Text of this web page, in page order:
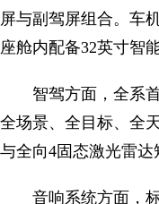
屏与副驾屏组合。车
座舱内配备32英寸智
智驾方面，全系
全场景、全目标、全
与全向4固态激光雷达
音响系统方面，